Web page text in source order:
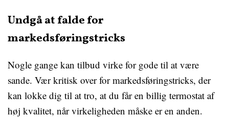
Undgå at falde for
markedsføringstricks
Nogle gange kan tilbud virke for gode til at være
sande. Vær kritisk over for markedsføringstricks, der
kan lokke dig til at tro, at du får en billig termostat af
høj kvalitet, når virkeligheden måske er en anden.